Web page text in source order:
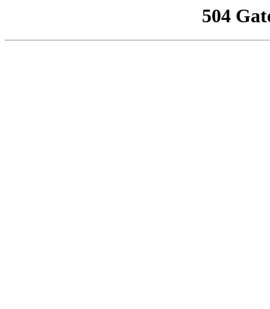
504